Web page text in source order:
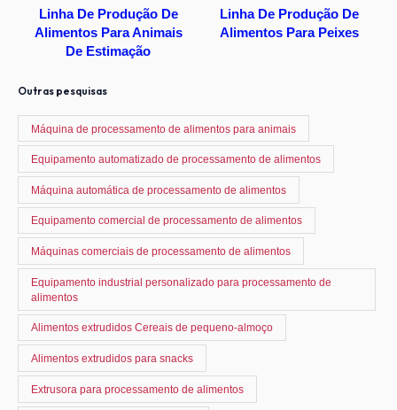
Linha De Produção De
Alimentos Para Animais
De Estimação
Linha De Produção De
Alimentos Para Peixes
Outras pesquisas
Máquina de processamento de alimentos para animais
Equipamento automatizado de processamento de alimentos
Máquina automática de processamento de alimentos
Equipamento comercial de processamento de alimentos
Máquinas comerciais de processamento de alimentos
Equipamento industrial personalizado para processamento de
alimentos
Alimentos extrudidos Cereais de pequeno-almoço
Alimentos extrudidos para snacks
Extrusora para processamento de alimentos